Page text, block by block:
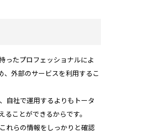
ったプロフェッショナルによ
、外部のサービスを利用するこ
自社で運用するよりもトータ
ことができるからです。
れらの情報をしっかりと確認